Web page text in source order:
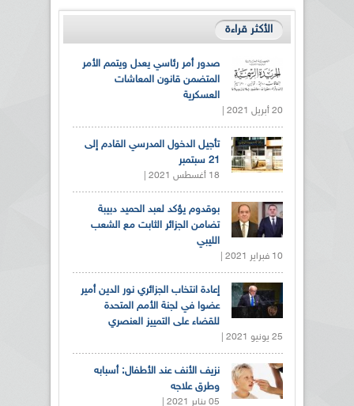
الأكثر قراءة
صدور أمر رئاسي يعدل ويتمم الأمر
المتضمن قانون المعاشات
العسكرية
20 أبريل 2021 |
تأجيل الدخول المدرسي القادم إلى
21 سبتمبر
18 أغسطس 2021 |
بوقدوم يؤكد لعبد الحميد دبيبة
تضامن الجزائر الثابت مع الشعب
الليبي
10 فبراير 2021 |
إعادة انتخاب الجزائري نور الدين أمير
عضوا في لجنة الأمم المتحدة
للقضاء على التمييز العنصري
25 يونيو 2021 |
نزيف الأنف عند الأطفال: أسبابه
وطرق علاجه
05 يناير 2021 |